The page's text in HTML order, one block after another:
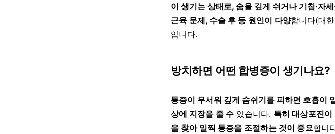
이 생기는 상태로, 숨을 깊게 쉬거나 기침·자
근육 문제, 수술 후 등 원인이 다양합니다(대
입니다.
방치하면 어떤 합병증이 생기나요?
통증이 무서워 깊게 숨쉬기를 피하면 호흡이
상에 지장을 줄 수 있습니다. 특히 대상포진
을 찾아 일찍 통증을 조절하는 것이 중요합니